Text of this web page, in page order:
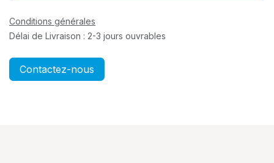
Conditions générales
Délai de Livraison : 2-3 jours ouvrables
Contactez-nous